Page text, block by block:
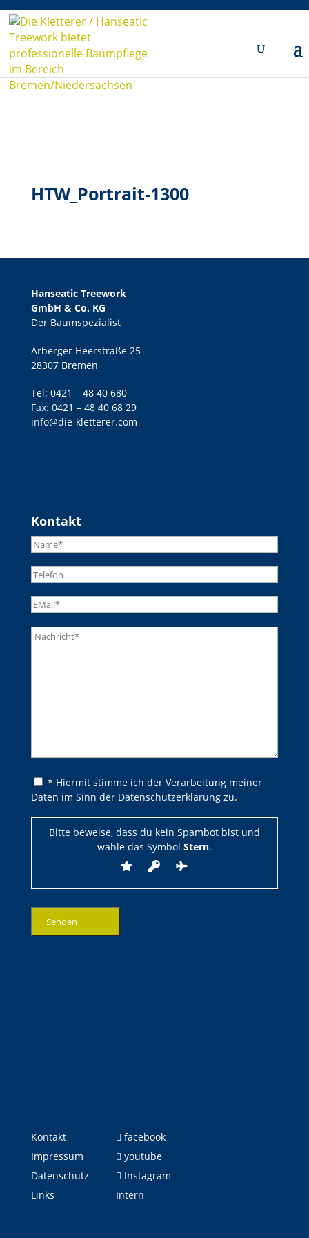
HTW_Portrait-1300
Hanseatic Treework
GmbH & Co. KG
Der Baumspezialist
Arberger Heerstraße 25
28307 Bremen
Tel: 0421 – 48 40 680
Fax: 0421 – 48 40 68 29
info@die-kletterer.com
Kontakt
Bitte lasse dieses Feld leer.
Bitte lasse dieses Feld leer.
* Hiermit stimme ich der Verarbeitung meiner
Daten im Sinn der Datenschutzerklärung zu.
Bitte beweise, dass du kein Spambot bist und
wähle das Symbol Stern.
Kontakt
Impressum
Datenschutz
Links
facebook
youtube
Instagram
Intern